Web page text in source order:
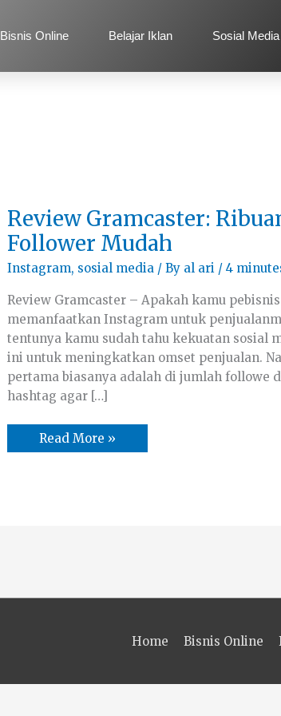
Bisnis Online Belajar Iklan Sosial Media
Review Gramcaster:
Follower Mudah
Instagram, sosial media / By al ari / 4
Review Gramcaster – Apakah kamu
memanfaatkan Instagram untuk
tentunya kamu sudah tahu kekuatan sosial
ini untuk meningkatkan omset penjualan.
pertama biasanya adalah di jumlah followe
hashtag agar […]
Review
Gramcaster:
Ribuan
IG
Mudah
Read More »
Home Bisnis Online